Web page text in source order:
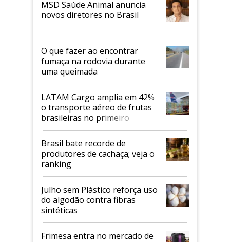
MSD Saúde Animal anuncia
novos diretores no Brasil
O que fazer ao encontrar
fumaça na rodovia durante
uma queimada
LATAM Cargo amplia em 42%
o transporte aéreo de frutas
brasileiras no primeiro
semestre
Brasil bate recorde de
produtores de cachaça; veja o
ranking
Julho sem Plástico reforça uso
do algodão contra fibras
sintéticas
Frimesa entra no mercado de